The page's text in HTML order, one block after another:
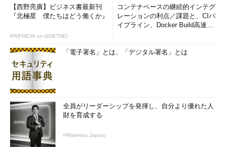
【西野亮廣】ビジネス書最新刊
『北極星 僕たちはどう働くか』
PR(FINCHI on GOETHE)
コンテナベースの継続的インテグ
レーションの利点／課題と、CIパ
イプライン、Docker Build高速化
「電子署名」とは、「デジタル署名」とは
全員がリーダーシップを発揮し、自分より優れた人
財を育成する
PR(dentsu Japan)